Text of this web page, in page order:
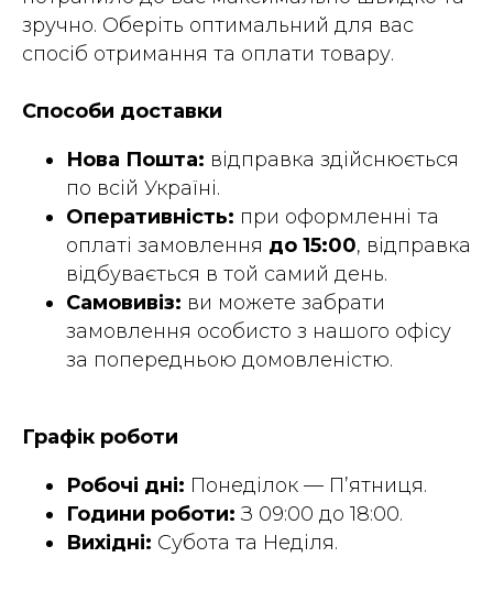
зручно. Оберіть оптимальний для вас
спосіб отримання та оплати товару.
Способи доставки
Нова Пошта: відправка здійснюється
по всій Україні.
Оперативність: при оформленні та
оплаті замовлення до 15:00, відправка
відбувається в той самий день.
Самовивіз: ви можете забрати
замовлення особисто з нашого офісу
за попередньою домовленістю.
Графік роботи
Робочі дні: Понеділок — П’ятниця.
Години роботи: З 09:00 до 18:00.
Вихідні: Субота та Неділя.